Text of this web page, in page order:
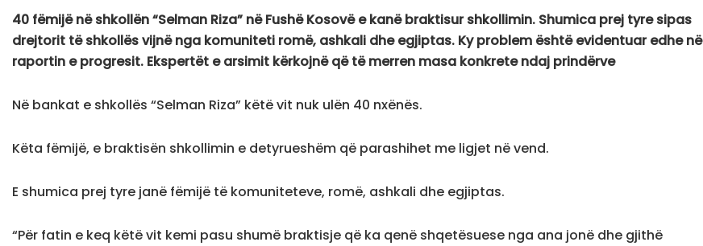
40 fëmijë në shkollën “Selman Riza” në Fushë Kosovë e kanë braktisur shkollimin. Shumica prej tyre sipas
drejtorit të shkollës vijnë nga komuniteti romë, ashkali dhe egjiptas. Ky problem është evidentuar edhe në
raportin e progresit. Ekspertët e arsimit kërkojnë që të merren masa konkrete ndaj prindërve
Në bankat e shkollës “Selman Riza” këtë vit nuk ulën 40 nxënës.
Këta fëmijë, e braktisën shkollimin e detyrueshëm që parashihet me ligjet në vend.
E shumica prej tyre janë fëmijë të komuniteteve, romë, ashkali dhe egjiptas.
“Për fatin e keq këtë vit kemi pasu shumë braktisje që ka qenë shqetësuese nga ana jonë dhe gjithë